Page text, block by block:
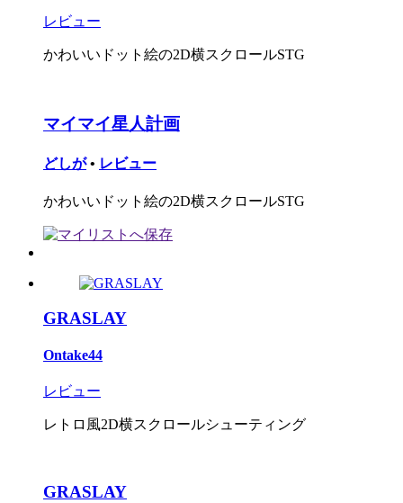
レビュー
かわいいドット絵の2D横スクロールSTG
マイマイ星人計画
どしが • レビュー
かわいいドット絵の2D横スクロールSTG
GRASLAY
Ontake44
レビュー
レトロ風2D横スクロールシューティング
GRASLAY